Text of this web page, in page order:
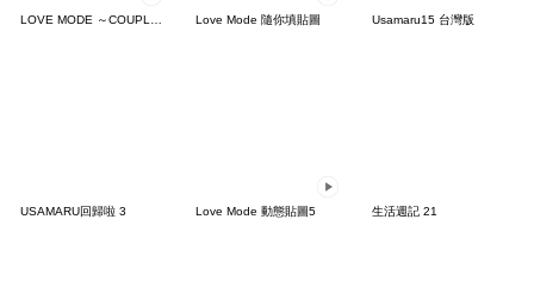
Love Mode 隨你填貼圖 Usamaru15 台灣版
USAMARU回歸啦 3 Love Mode 動態貼圖5 生活週記 21